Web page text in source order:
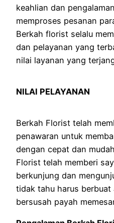
keahlian dan
memproses pesanan
Berkah florist selalu
dan pelayanan yang
nilai layanan yang
NILAI PELAYANAN
Berkah Florist telah
penawaran untuk
dengan cepat dan
Florist telah memberi
berkunjung dan
tidak tahu harus berbuat
bersusah payah